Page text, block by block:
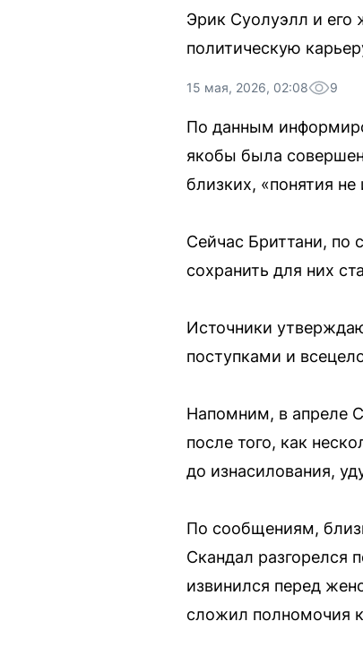
Эрик Суолуэлл и его
политическую
15 мая, 2026, 02:08 9
По данным
якобы была
близких, «понятия
Сейчас Бриттани, по
сохранить для них
Источники
поступками и
Напомним, в апреле
после того, как
до изнасилования,
По сообщениям,
Скандал разгорелся
извинился перед
сложил полномочия